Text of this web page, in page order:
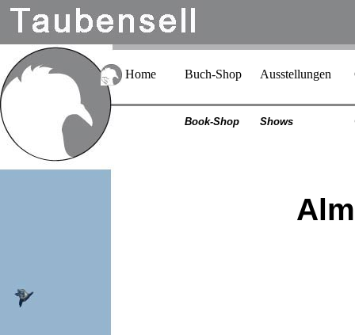
Home Buch-Shop Ausstellungen
Book-Shop Shows